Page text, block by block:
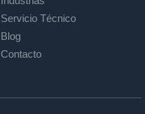
Servicio Técnico
Blog
Contacto